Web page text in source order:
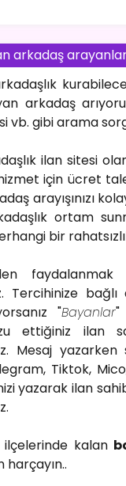
arkadaş
arkadaş
vb. gibi arama
ilan sitesi
için ücret
arayışınızı
ortam
bir
Tercihinize bağlı
"Bayanlar"
ettiğiniz ilan
Mesaj
Tiktok,
yazarak ilan
ilçelerinde kalan
harçayın..